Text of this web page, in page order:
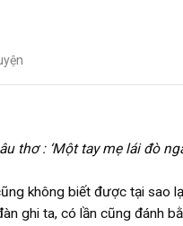
thơ : ‘Một tay mẹ lái đò
không biết được tại sao
ghi ta, có lần cũng đánh